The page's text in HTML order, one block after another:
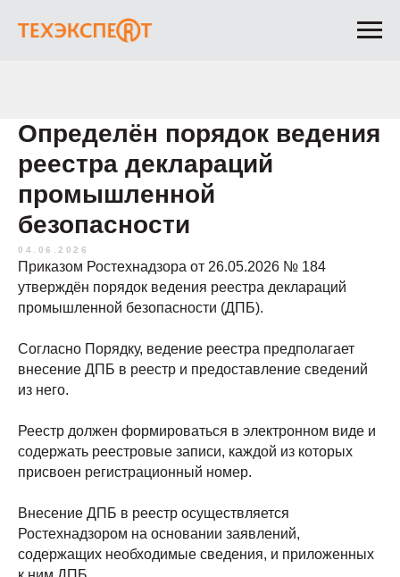
Определён порядок ведения
реестра деклараций
промышленной
безопасности
04.06.2026
Приказом Ростехнадзора от 26.05.2026 № 184
утверждён порядок ведения реестра деклараций
промышленной безопасности (ДПБ).
Согласно Порядку, ведение реестра предполагает
внесение ДПБ в реестр и предоставление сведений
из него.
Реестр должен формироваться в электронном виде и
содержать реестровые записи, каждой из которых
присвоен регистрационный номер.
Внесение ДПБ в реестр осуществляется
Ростехнадзором на основании заявлений,
содержащих необходимые сведения, и приложенных